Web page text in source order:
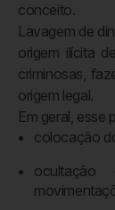
conceito.
Lavagem de
origem ilícita
criminosas,
origem legal.
Em geral, esse
colocação